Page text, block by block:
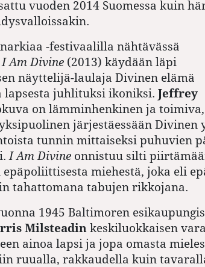
vuoden 2014 Suomessa kuin
-festivaalilla nähtävässä
I Am Divine (2013) käydään läpi
näyttelijä-laulaja Divinen elämä
lapsesta juhlituksi ikoniksi. Jeffrey
on lämminhenkinen ja
järjestäessään Divinen
tunnin mittaiseksi puhuvien
I Am Divine onnistuu silti
epäpoliittisesta miehestä, joka eli
tahattomana tabujen rikkojana.
1945 Baltimoren
Milsteadin keskiluokkaisen
ainoa lapsi ja jopa omasta
ruualla, rakkaudella kuin